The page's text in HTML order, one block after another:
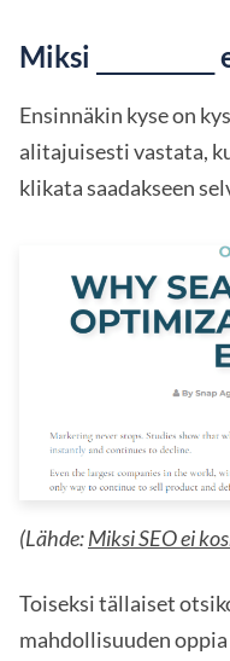
Miksi
Ensinnäkin kyse on
alitajuisesti vastata,
klikata saadakseen
(Lähde:Miksi SEO ei
Toiseksi tällaiset
mahdollisuuden